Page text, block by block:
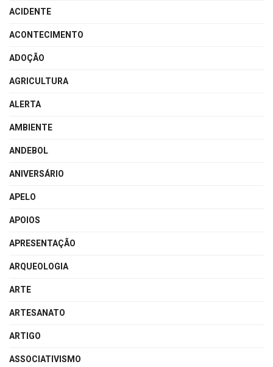
ACIDENTE
ACONTECIMENTO
ADOÇÃO
AGRICULTURA
ALERTA
AMBIENTE
ANDEBOL
ANIVERSÁRIO
APELO
APOIOS
APRESENTAÇÃO
ARQUEOLOGIA
ARTE
ARTESANATO
ARTIGO
ASSOCIATIVISMO